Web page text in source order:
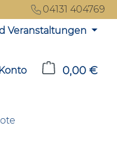
04131 404769
Veranstaltungen
auf dem0,00 €